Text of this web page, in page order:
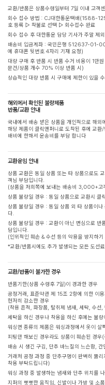
교환/반품은 상품수령일부터 7일 이내 고객
회수 접수 방법 : CJ대한통운택배(1588-
호 등록 ▷ 착불로 선택 ▷ 회수접수 완료
회수 접수 후 대한통운 담당 기사가 주말 제
배송비 입금계좌 : 국민은행 512637-01-
에 휴대폰 뒷번호 4자리 기재 요청)
대량 구매 후 반품 시 반품 수거 비용이 1만
문건/상품 개수 70% 이상 반품 시)
상습적인 대량 반품 시 구매에 제한이 있을
해외에서 확인된 불량제품
반품/교환 안내
국내에서 배송 받은 상품을 개인적으로 해외
해당 제품이 클릭앤퍼니로 도착된 후에 교
배비에 한해서 운송비를 부담 합니다
교환운임 안내
상품 교환은 동일 상품 또는 타 상품으로도
객님 부담입니다.
(상품을 저희쪽에 보내는 배송비 3,000+
상품 불량일 경우 : 동일 상품으로 교환시 클
상품 불량일 경우 : 동일 상품 외 타 상품이
다.
상품 불량일 경우 : 교환이 아닌 변심으로
담입니다.
(인위적인 훼손 & 수선 등의 악용을 방지하
*교환/반품시에도 추가 발생되는 모든 도선
교환/반품이 불가한 경우
반품기한(상품 수령후 7일)이 경과한 경우
공정거래, 표준약관 제 15조 2항에 의한 이
현저히 감소한 경우
(착용 흔적, 화장품, 탈취제 냄새, 세탁, 수선,
세탁을 하신 경우나 착용을 하신 후에는 불
워싱면 종류의 제품은 워싱과정에서 옷이 살
피팅만 해보신 경우라도 상품이 훼손된 경우
배송 시 생긴 구김, 단추 바느질의 느슨함,
거래처 공정 과정 중 단추구멍이 완벽히 뚫
착용 부탁드립니다)
워싱 과정 중 발생하는 냄새와 단추 위치를
지퍼의 뻣뻣한 움직임, 신발이나 가방 및 소